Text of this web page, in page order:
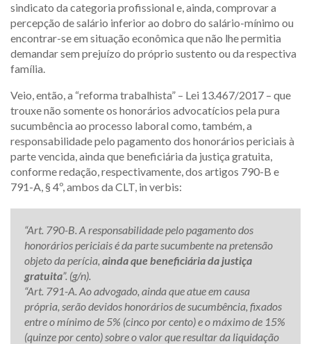
sindicato da categoria profissional e, ainda, comprovar a
percepção de salário inferior ao dobro do salário-mínimo ou
encontrar-se em situação econômica que não lhe permitia
demandar sem prejuízo do próprio sustento ou da respectiva
família.
Veio, então, a “reforma trabalhista” – Lei 13.467/2017 – que
trouxe não somente os honorários advocatícios pela pura
sucumbência ao processo laboral como, também, a
responsabilidade pelo pagamento dos honorários periciais à
parte vencida, ainda que beneficiária da justiça gratuita,
conforme redação, respectivamente, dos artigos 790-B e
791-A, § 4º, ambos da CLT, in verbis:
“Art. 790-B. A responsabilidade pelo pagamento dos
honorários periciais é da parte sucumbente na pretensão
objeto da perícia, ainda que beneficiária da justiça
gratuita”. (g/n).
“Art. 791-A. Ao advogado, ainda que atue em causa
própria, serão devidos honorários de sucumbência, fixados
entre o mínimo de 5% (cinco por cento) e o máximo de 15%
(quinze por cento) sobre o valor que resultar da liquidação